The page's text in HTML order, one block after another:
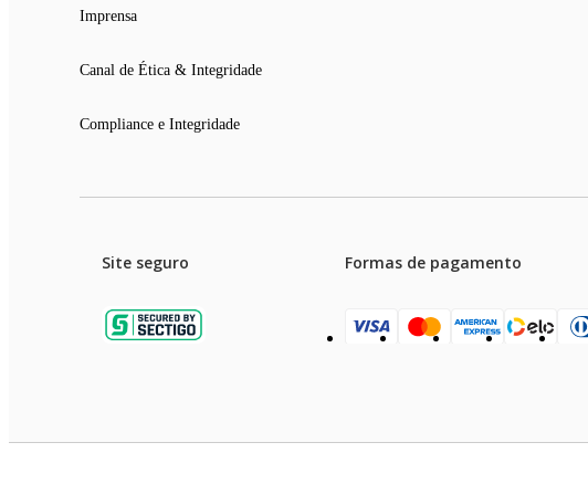
Peso Líquido: 4 kg
Imprensa
Canal de Ética & Integridade
Compliance e Integridade
Site seguro Formas de pagamento